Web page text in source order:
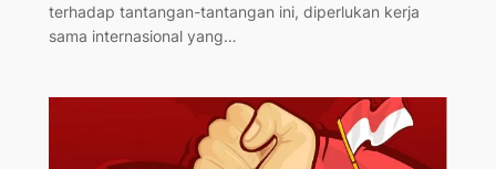
terhadap tantangan-tantangan ini, diperlukan kerja
sama internasional yang…